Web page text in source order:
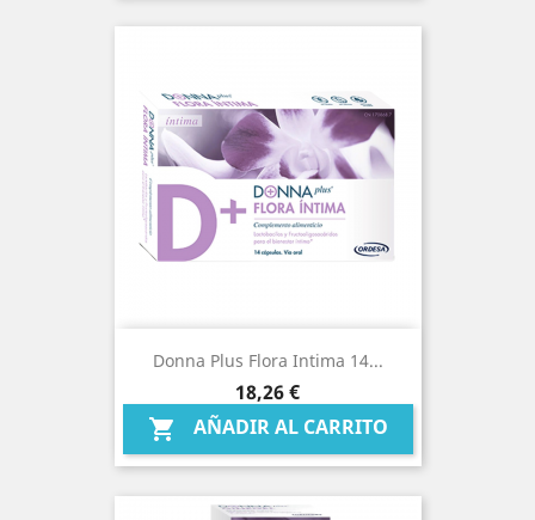
Donna Plus Flora Intima 14...
Precio
18,26 €
 AÑADIR AL CARRITO